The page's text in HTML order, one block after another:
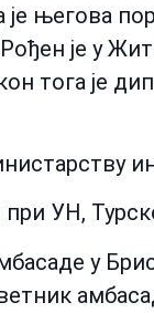
његова
је у
тога је
УН,
у